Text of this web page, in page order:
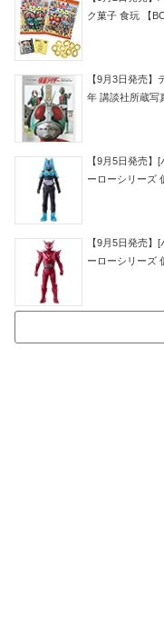
ク菓子 食玩 【
【9月3日発売
年 講談社所蔵写
【9月5日発売
ーローシリーズ
【9月5日発売
ーローシリーズ